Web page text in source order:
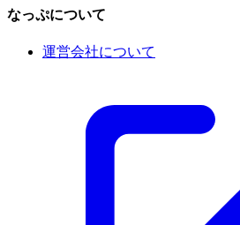
なっぷについて
運営会社について